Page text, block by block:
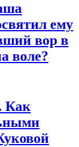
ему
вор в
воле?
Как